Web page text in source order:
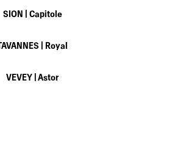
SION | Capitole
| Royal
VEVEY | Astor